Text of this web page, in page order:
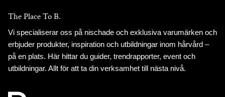
The Place To B.
Vi specialiserar oss på nischade och exklusiva varumärken och
erbjuder produkter, inspiration och utbildningar inom hårvård –
på en plats. Här hittar du guider, trendrapporter, event och
utbildningar. Allt för att ta din verksamhet till nästa nivå.